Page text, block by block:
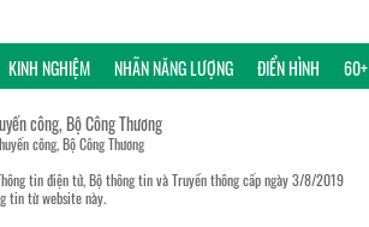
KINH NGHIỆM NHÃN NĂNG LƯỢNG ĐIỂN HÌNH 60+
công, Bộ Công Thương
công, Bộ Công Thương
tin điện tử, Bộ thông tin và Truyền thông cấp ngày 3/8/2019
tin từ website này.